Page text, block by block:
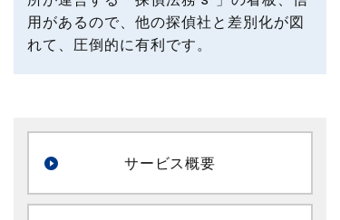
用があるので、他の探偵社と差別化が図
れて、圧倒的に有利です。
サービス概要